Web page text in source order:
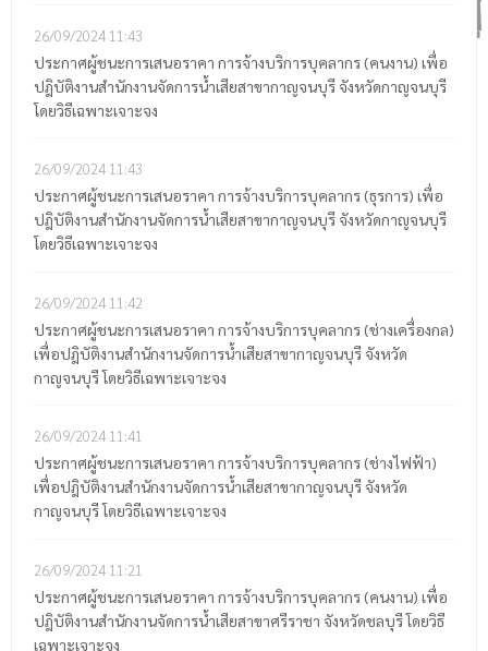
26/09/2024 11:43
ประกาศผู้ชนะการเสนอราคา การจ้างบริการบุคลากร (คนงาน) เพื่อ
ปฎิบัติงานสำนักงานจัดการน้ำเสียสาขากาญจนบุรี จังหวัดกาญจนบุรี
โดยวิธีเฉพาะเจาะจง
26/09/2024 11:43
ประกาศผู้ชนะการเสนอราคา การจ้างบริการบุคลากร (ธุรการ) เพื่อ
ปฎิบัติงานสำนักงานจัดการน้ำเสียสาขากาญจนบุรี จังหวัดกาญจนบุรี
โดยวิธีเฉพาะเจาะจง
26/09/2024 11:42
ประกาศผู้ชนะการเสนอราคา การจ้างบริการบุคลากร (ช่างเครื่องกล)
เพื่อปฎิบัติงานสำนักงานจัดการน้ำเสียสาขากาญจนบุรี จังหวัด
กาญจนบุรี โดยวิธีเฉพาะเจาะจง
26/09/2024 11:41
ประกาศผู้ชนะการเสนอราคา การจ้างบริการบุคลากร (ช่างไฟฟ้า)
เพื่อปฎิบัติงานสำนักงานจัดการน้ำเสียสาขากาญจนบุรี จังหวัด
กาญจนบุรี โดยวิธีเฉพาะเจาะจง
26/09/2024 11:21
ประกาศผู้ชนะการเสนอราคา การจ้างบริการบุคลากร (คนงาน) เพื่อ
ปฎิบัติงานสำนักงานจัดการน้ำเสียสาขาศรีราชา จังหวัดชลบุรี โดยวิธี
เฉพาะเจาะจง